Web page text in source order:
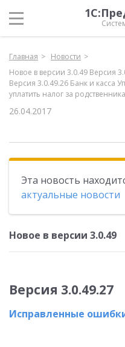
Главная
Новости
Новое в версии 3.0.49 Версия
Версия 3.0.49.26 Банк и касса
уплатить налог за
26.04.2017
Эта новость
актуальные новости
Новое в версии 3.0.49
Версия 3.0.49.27
Исправленные